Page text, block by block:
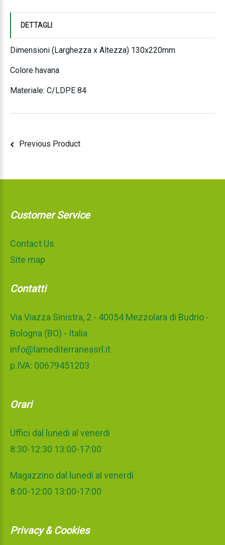
DETTAGLI
Dimensioni (Larghezza x Altezza) 130x220mm
Colore havana
Materiale: C/LDPE 84
Previous Product
Customer Service
Contact Us
Site map
Contatti
Via Viazza Sinistra, 2 - 40054 Mezzolara di Budrio -
Bologna (BO) - Italia
info@lamediterraneasrl.it
p.IVA: 00679451203
Orari
Uffici dal lunedi al venerdi
8:30-12:30 13:00-17:00
Magazzino dal lunedi al venerdi
8:00-12:00 13:00-17:00
Privacy & Cookies